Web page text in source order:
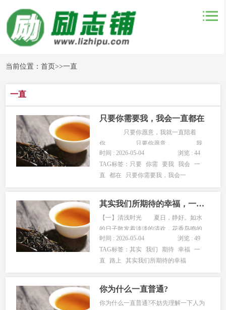
当前位置：首页>>一直
一直
只要你需要我，我会一直都在
只要你愿意，我就一直陪着
你。 只要你愿意， 我
就一直对你微笑。 ——
justtoyou。 你可以在我眼前又
哭又闹。 时不时耍点小
话。 无聊了，可以一个电话把
我...
时间 : 2026-05-04
浏览 : 44
TAG标签： 只要 你需 要我 我会
一
直
都在 只要你需要我，我会一
其实我们所期待的幸福，一直在路上
【一】清浅时光 夏日，静好。如水
的日子散发着淡淡的清欢，花香鸟鸣的
清晨，喜欢依着一杯茶的馨香，倚在窗
前，看天上白云轻轻飘过，任光阴静静
的在指尖流淌，让一颗被尘世烟火渲染
婉，拥有一段清寂的时光。 一直认
为...
时间 : 2026-05-04
浏览 : 49
TAG标签：其实 我们 期待 幸福
一
直
路上 其实我们所期待的幸福
你为什么一直普通?
你为什么一直普通?不妨先理解一下人为